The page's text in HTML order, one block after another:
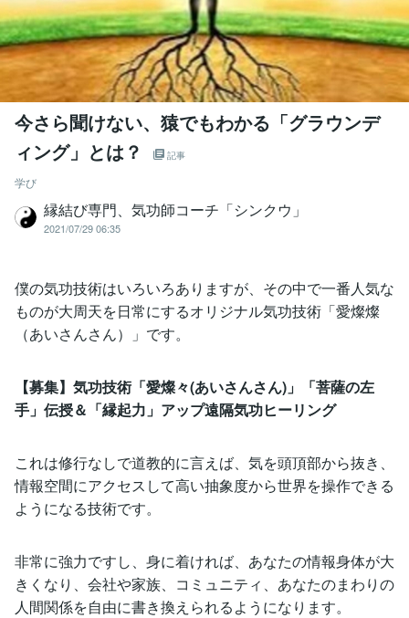
今さら聞けない、猿でもわかる「グラウンデ
ィング」とは？
記事
学び
縁結び専門、気功師コーチ「シンクウ」
2021/07/29 06:35
僕の気功技術はいろいろありますが、その中で一番人気な
ものが大周天を日常にするオリジナル気功技術「愛燦燦
（あいさんさん）」です。
【募集】気功技術「愛燦々(あいさんさん)」「菩薩の左
手」伝授＆「縁起力」アップ遠隔気功ヒーリング
これは修行なしで道教的に言えば、気を頭頂部から抜き、
情報空間にアクセスして高い抽象度から世界を操作できる
ようになる技術です。
非常に強力ですし、身に着ければ、あなたの情報身体が大
きくなり、会社や家族、コミュニティ、あなたのまわりの
人間関係を自由に書き換えられるようになります。